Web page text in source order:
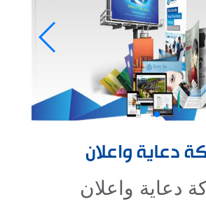
دعاية واعلان
دعاية واعلان